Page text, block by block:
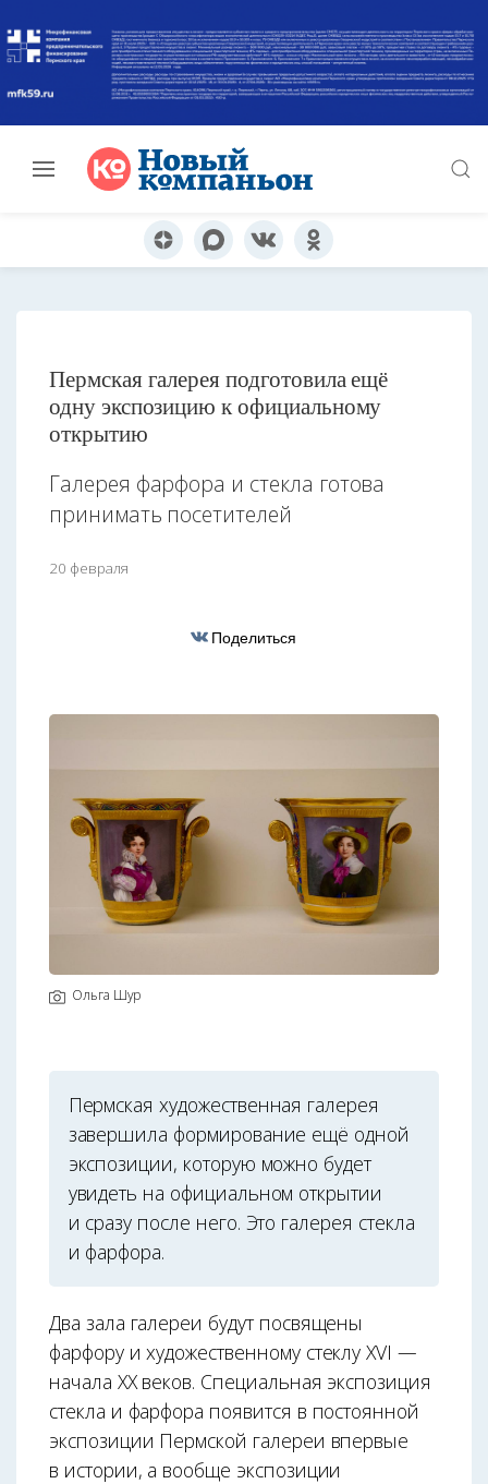
Пермская галерея подготовила ещё
одну экспозицию к официальному
открытию
Галерея фарфора и стекла готова
принимать посетителей
20 февраля
Поделиться
Ольга Шур
Пермская художественная галерея
завершила формирование ещё одной
экспозиции, которую можно будет
увидеть на официальном открытии
и сразу после него. Это галерея стекла
и фарфора.
Два зала галереи будут посвящены
фарфору и художественному стеклу XVI —
начала XX веков. Специальная экспозиция
стекла и фарфора появится в постоянной
экспозиции Пермской галереи впервые
в истории, а вообще экспозиции